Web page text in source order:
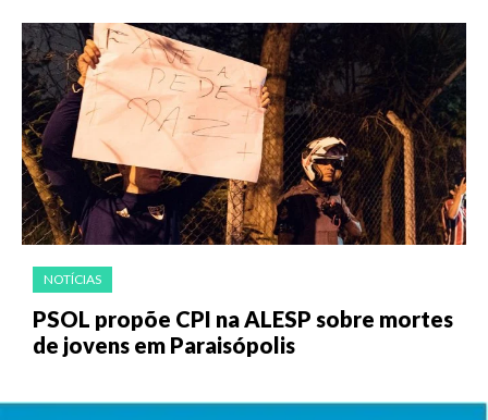
NOTÍCIAS
PSOL propõe CPI na ALESP sobre mortes
de jovens em Paraisópolis